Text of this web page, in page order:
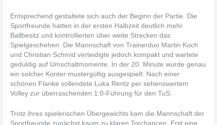
Entsprechend gestaltete sich auch der Beginn der Partie. Die
Sportfreunde hatten in der ersten Halbzeit deutlich mehr
Ballbesitz und kontrollierten über weite Strecken das
Spielgeschehen. Die Mannschaft von Trainerduo Martin Koch
und Christian Schmid verteidigte jedoch kompakt und wartete
geduldig auf Umschaltmomente. In der 20. Minute wurde genau
ein solcher Konter mustergültig ausgespielt: Nach einer
schönen Flanke vollendete Luka Rentz per sehenswertem
Volley zur überraschenden 1:0-Führung für den TuS.
Trotz ihres spielerischen Übergewichts kam die Mannschaft der
Sportfreunde zunächst kaum zu klaren Torchancen. Erst eine